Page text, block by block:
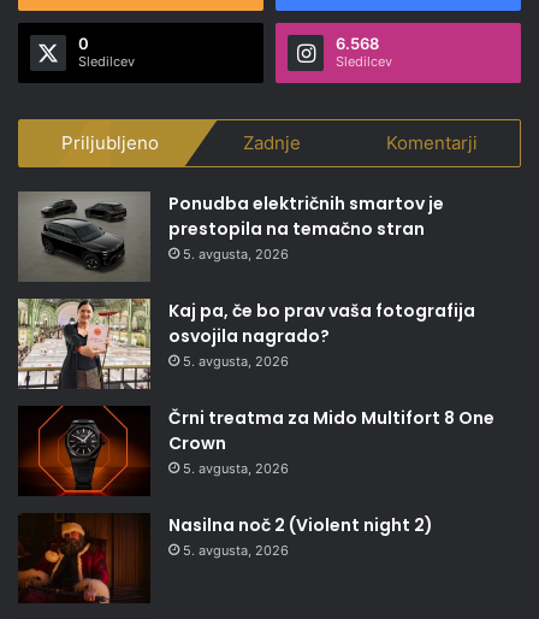
0
Sledilcev
6.568
Sledilcev
Priljubljeno Zadnje Komentarji
Ponudba električnih smartov je
prestopila na temačno stran
5. avgusta, 2026
Kaj pa, če bo prav vaša fotografija
osvojila nagrado?
5. avgusta, 2026
Črni treatma za Mido Multifort 8 One
Crown
5. avgusta, 2026
Nasilna noč 2 (Violent night 2)
5. avgusta, 2026